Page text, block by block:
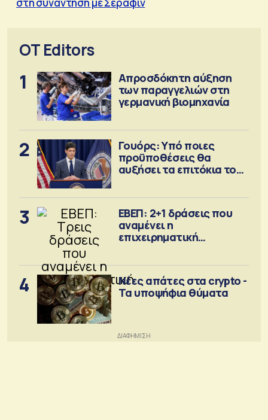
στη συνάντηση με Σεράφιν
OT Editors
1
Απροσδόκητη αύξηση
των παραγγελιών στη
γερμανική βιομηχανία
2
Γουόρς: Υπό ποιες
προϋποθέσεις θα
αυξήσει τα επιτόκια τον
3
ΕΒΕΠ: 2+1 δράσεις που
αναμένει η
επιχειρηματική
4
Νέες απάτες στα crypto -
Τα υποψήφια θύματα